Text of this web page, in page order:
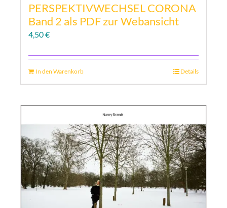
PERSPEKTIVWECHSEL CORONA
Band 2 als PDF zur Webansicht
4,50€
In den Warenkorb Details